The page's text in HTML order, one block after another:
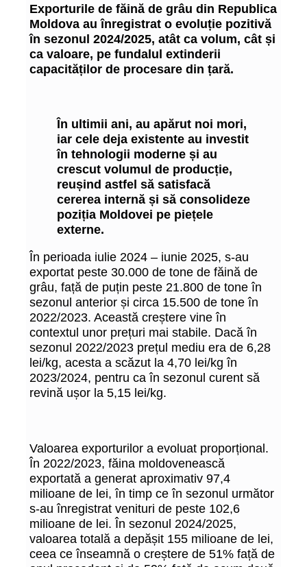
Exporturile de făină de grâu din Republica
Moldova au înregistrat o evoluție pozitivă
în sezonul 2024/2025, atât ca volum, cât și
ca valoare, pe fundalul extinderii
capacităților de procesare din țară.
În ultimii ani, au apărut noi mori,
iar cele deja existente au investit
în tehnologii moderne și au
crescut volumul de producție,
reușind astfel să satisfacă
cererea internă și să consolideze
poziția Moldovei pe piețele
externe.
În perioada iulie 2024 – iunie 2025, s-au
exportat peste 30.000 de tone de făină de
grâu, față de puțin peste 21.800 de tone în
sezonul anterior și circa 15.500 de tone în
2022/2023. Această creștere vine în
contextul unor prețuri mai stabile. Dacă în
sezonul 2022/2023 prețul mediu era de 6,28
lei/kg, acesta a scăzut la 4,70 lei/kg în
2023/2024, pentru ca în sezonul curent să
revină ușor la 5,15 lei/kg.
Valoarea exporturilor a evoluat proporțional.
În 2022/2023, făina moldovenească
exportată a generat aproximativ 97,4
milioane de lei, în timp ce în sezonul următor
s-au înregistrat venituri de peste 102,6
milioane de lei. În sezonul 2024/2025,
valoarea totală a depășit 155 milioane de lei,
ceea ce înseamnă o creștere de 51% față de